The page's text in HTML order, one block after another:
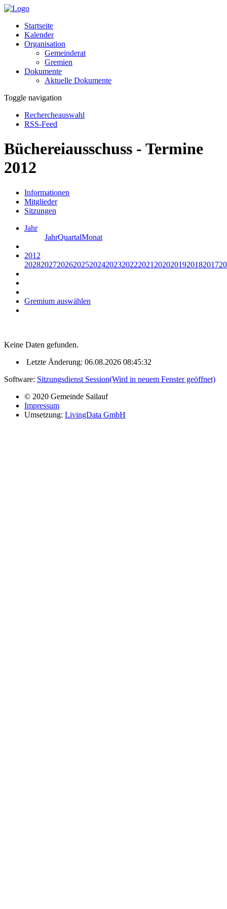
Startseite
Kalender
Organisation
Gemeinderat
Gremien
Dokumente
Aktuelle Dokumente
Toggle navigation
Rechercheauswahl
RSS-Feed
Büchereiausschuss - Termine
2012
Informationen
Mitglieder
Sitzungen
Jahr
JahrQuartalMonat
2012
20282027202620252024202320222021 2020201920182017
Gremium auswählen
Keine Daten gefunden.
Letzte Änderung: 06.08.2026 08:45:32
Software: Sitzungsdienst Session(Wird in neuem Fenster geöffnet)
© 2020 Gemeinde Sailauf
Impressum
Umsetzung: LivingData GmbH